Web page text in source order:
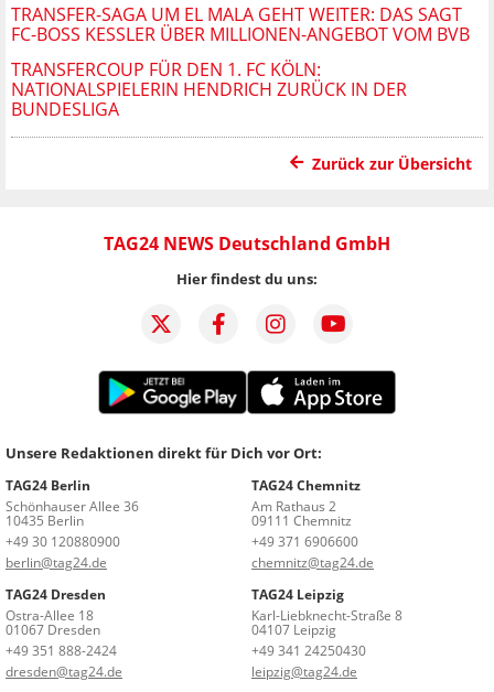
TRANSFER-SAGA UM EL MALA GEHT WEITER: DAS SAGT
FC-BOSS KESSLER ÜBER MILLIONEN-ANGEBOT VOM BVB
TRANSFERCOUP FÜR DEN 1. FC KÖLN:
NATIONALSPIELERIN HENDRICH ZURÜCK IN DER
BUNDESLIGA
Zurück zur Übersicht
TAG24 NEWS Deutschland GmbH
Hier findest du uns:
Unsere Redaktionen direkt für Dich vor Ort:
TAG24 Berlin
Schönhauser Allee 36
10435 Berlin
+49 30 120880900
berlin@tag24.de
TAG24 Chemnitz
Am Rathaus 2
09111 Chemnitz
+49 371 6906600
chemnitz@tag24.de
TAG24 Dresden
Ostra-Allee 18
01067 Dresden
+49 351 888-2424
dresden@tag24.de
TAG24 Leipzig
Karl-Liebknecht-Straße 8
04107 Leipzig
+49 341 24250430
leipzig@tag24.de